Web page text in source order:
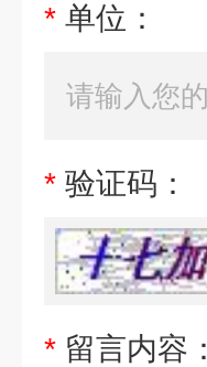
* 单位：
* 验证码：
* 留言内容：